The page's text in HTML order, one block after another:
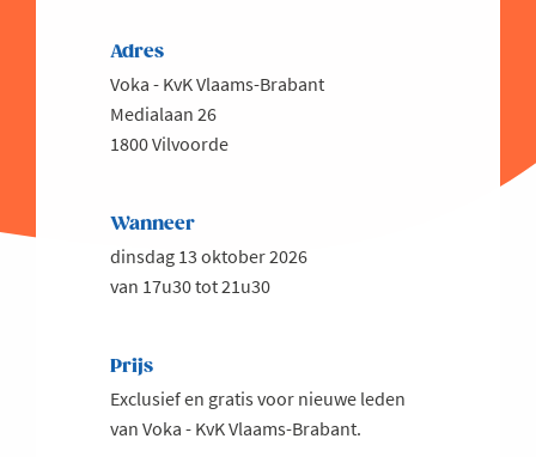
Adres
Voka - KvK Vlaams-Brabant
Medialaan 26
1800 Vilvoorde
Wanneer
dinsdag 13 oktober 2026
van 17u30 tot 21u30
Prijs
Exclusief en gratis voor nieuwe leden
van Voka - KvK Vlaams-Brabant.